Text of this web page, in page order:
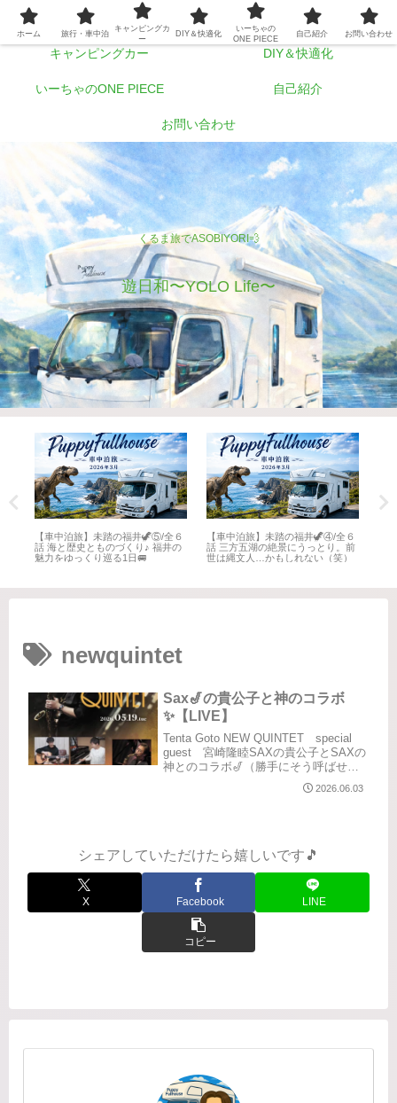
くるま旅でASOBIYORI💨
遊日和〜YOLO Life〜
ホーム 旅行・車中泊
キャンピングカー DIY＆快適化
いーちゃのONE PIECE 自己紹介
お問い合わせ
【車中泊旅】未踏の福井🦖⑤/全６
話 海と歴史とものづくり♪ 福井の
魅力をゆっくり巡る1日🚐
【車中泊旅】未踏の福井🦖④/全６
話 三方五湖の絶景にうっとり。前
世は縄文人…かもしれない（笑）
newquintet
Sax🎷の貴公子と神のコラボ
✨【LIVE】
Tenta Goto NEW QUINTET special
guest 宮崎隆睦SAXの貴公子とSAXの
神とのコラボ🎷（勝手にそう呼ばせて
もらっている）NEW QUINTETのLIVE
は2回目赤坂のB-flat私もかなりの方向
2026.06.03
シェアしていただけたら嬉しいです🎵
X Facebook LINE
コピー
ホーム 旅行・車中泊
キャンピングカ
ー
DIY＆快適化
いーちゃの
ONE PIECE
自己紹介 お問い合わせ